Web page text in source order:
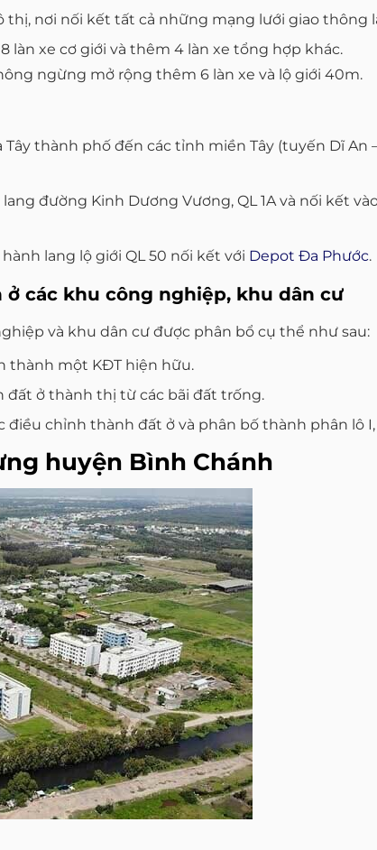
nơi nối kết tất cả những mạng lưới giao thông
làn xe cơ giới và thêm 4 làn xe tổng hợp khác.
ngừng mở rộng thêm 6 làn xe và lộ giới 40m.
thành phố đến các tỉnh miền Tây (tuyến Dĩ An
đường Kinh Dương Vương, QL 1A và nối kết
lang lộ giới QL 50 nối kết với Depot Đa Phước.
các khu công nghiệp, khu dân cư
và khu dân cư được phân bổ cụ thể như sau:
thành một KĐT hiện hữu.
đất ở thành thị từ các bãi đất trống.
chỉnh thành đất ở và phân bố thành phân lô I,
huyện Bình Chánh